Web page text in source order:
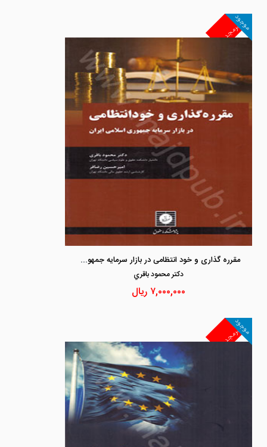
غیرمجد
موجود
مقرره گذاری و خود انتظامی در بازار سرمایه جمهوری اسلامی ایران
دكتر محمود باقري
۷,۰۰۰,۰۰۰ ریال
غیرمجد
موجود